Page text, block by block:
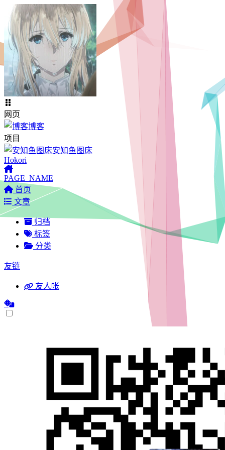
网页
博客
项目
安知鱼图床
Hokori
PAGE_NAME
首页
文章
归档
标签
分类
友链
友人帐